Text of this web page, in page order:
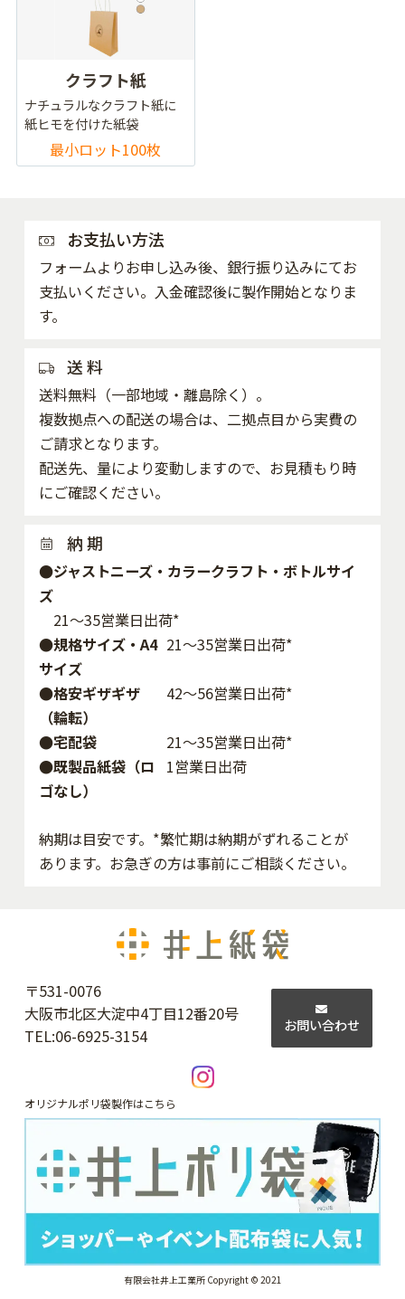
クラフト紙
ナチュラルなクラフト紙に
紙ヒモを付けた紙袋
最小ロット100枚
お支払い方法
フォームよりお申し込み後、銀行振り込みにてお
支払いください。入金確認後に製作開始となりま
す。
送 料
送料無料（一部地域・離島除く）。
複数拠点への配送の場合は、二拠点目から実費の
ご請求となります。
配送先、量により変動しますので、お見積もり時
にご確認ください。
納 期
●ジャストニーズ・カラークラフト・ボトルサイ
ズ
21～35営業日出荷*
●規格サイズ・A4
サイズ
21～35営業日出荷*
●格安ギザギザ
（輪転）
42〜56営業日出荷*
●宅配袋
21～35営業日出荷*
●既製品紙袋（ロ
ゴなし）
1営業日出荷
納期は目安です。*繁忙期は納期がずれることが
あります。お急ぎの方は事前にご相談ください。
〒531-0076
大阪市北区大淀中4丁目12番20号
TEL:06-6925-3154
お問い合わせ
オリジナルポリ袋製作はこちら
有限会社井上工業所 Copyright © 2021